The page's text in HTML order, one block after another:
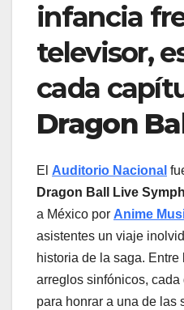
infancia
televisor,
cada
Dragon
El Auditorio Nacional
Dragon Ball Live
a México por Anime
asistentes un viaje
historia de la saga.
arreglos sinfónicos,
para honrar a una de las